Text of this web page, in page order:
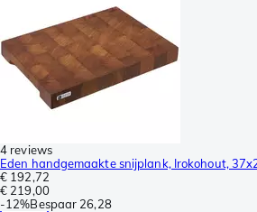
4 reviews
Eden handgemaakte snijplank, Irokohout,
€ 192,72
€ 219,00
-12%Bespaar 26,28